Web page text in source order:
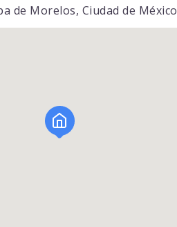
de Morelos, Ciudad de México